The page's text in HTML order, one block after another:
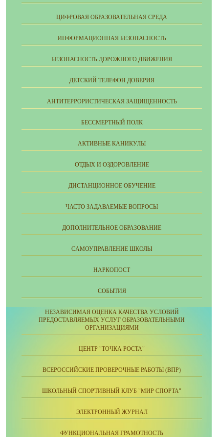
ЦИФРОВАЯ ОБРАЗОВАТЕЛЬНАЯ СРЕДА
ИНФОРМАЦИОННАЯ БЕЗОПАСНОСТЬ
БЕЗОПАСНОСТЬ ДОРОЖНОГО ДВИЖЕНИЯ
ДЕТСКИЙ ТЕЛЕФОН ДОВЕРИЯ
АНТИТЕРРОРИСТИЧЕСКАЯ ЗАЩИЩЕННОСТЬ
БЕССМЕРТНЫЙ ПОЛК
АКТИВНЫЕ КАНИКУЛЫ
ОТДЫХ И ОЗДОРОВЛЕНИЕ
ДИСТАНЦИОННОЕ ОБУЧЕНИЕ
ЧАСТО ЗАДАВАЕМЫЕ ВОПРОСЫ
ДОПОЛНИТЕЛЬНОЕ ОБРАЗОВАНИЕ
CАМОУПРАВЛЕНИЕ ШКОЛЫ
НАРКОПОСТ
СОБЫТИЯ
НЕЗАВИСИМАЯ ОЦЕНКА КАЧЕСТВА УСЛОВИЙ
ПРЕДОСТАВЛЯЕМЫХ УСЛУГ ОБРАЗОВАТЕЛЬНЫМИ
ОРГАНИЗАЦИЯМИ
ЦЕНТР "ТОЧКА РОСТА"
ВСЕРОССИЙСКИЕ ПРОВЕРОЧНЫЕ РАБОТЫ (ВПР)
ШКОЛЬНЫЙ СПОРТИВНЫЙ КЛУБ "МИР СПОРТА"
ЭЛЕКТРОННЫЙ ЖУРНАЛ
ФУНКЦИОНАЛЬНАЯ ГРАМОТНОСТЬ